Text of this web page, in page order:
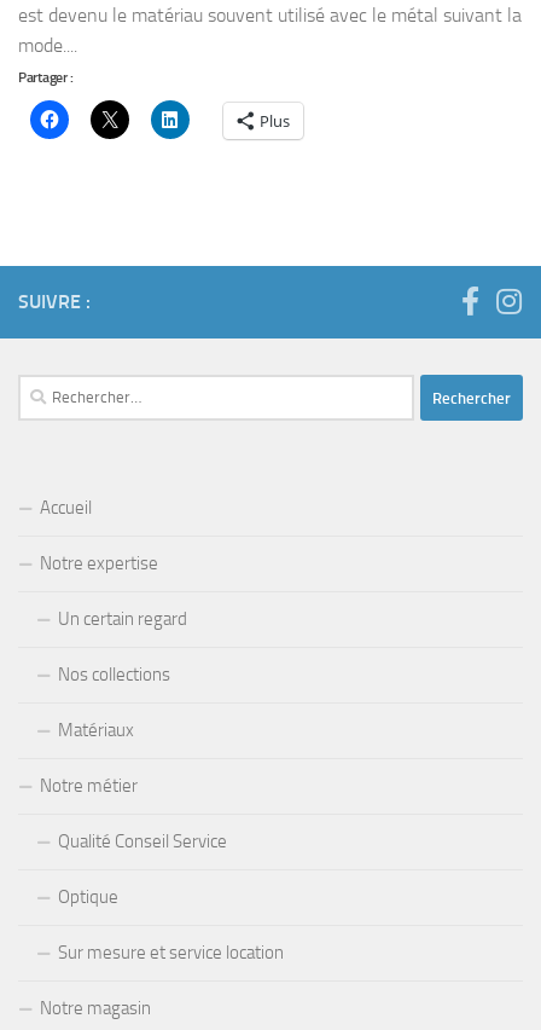
est devenu le matériau souvent utilisé avec le métal suivant la
mode....
Partager :
Plus
SUIVRE :
Rechercher :
Accueil
Notre expertise
Un certain regard
Nos collections
Matériaux
Notre métier
Qualité Conseil Service
Optique
Sur mesure et service location
Notre magasin